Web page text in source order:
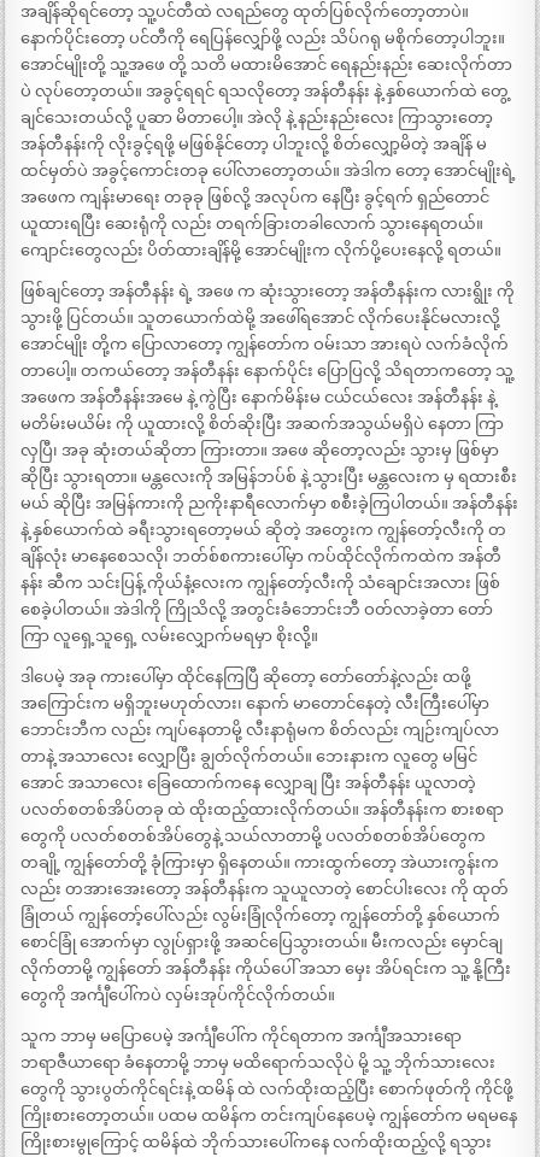
အချိန်ဆိုရင်တော့ သူ့ပင်တီထဲ လရည်တွေ ထုတ်ပြစ်လိုက်တော့တာပဲ။
နောက်ပိုင်းတော့ ပင်တီကို ရေပြန်လျှော်ဖို့ လည်း သိပ်ဂရု မစိုက်တော့ပါဘူး။
အောင်မျိုးတို့ သူ့အဖေ တို့ သတိ မထားမိအောင် ရေနည်းနည်း ဆေးလိုက်တာ
ပဲ လုပ်တော့တယ်။ အခွင့်ရရင် ရသလိုတော့ အန်တီနန်း နဲ့ နှစ်ယောက်ထဲ တွေ့
ချင်သေးတယ်လို့ ပူဆာ မိတာပေါ့။ အဲလို နဲ့ နည်းနည်းလေး ကြာသွားတော့
အန်တီနန်းကို လိုးခွင့်ရဖို့ မဖြစ်နိုင်တော့ ပါဘူးလို့ စိတ်လျှော့မိတဲ့ အချိန် မ
ထင်မှတ်ပဲ အခွင့်ကောင်းတခု ပေါ်လာတော့တယ်။ အဲဒါက တော့ အောင်မျိုးရဲ့
အဖေက ကျန်းမာရေး တခုခု ဖြစ်လို့ အလုပ်က နေပြီး ခွင့်ရက် ရှည်တောင်
ယူထားရပြီး ဆေးရုံကို လည်း တရက်ခြားတခါလောက် သွားနေရတယ်။
ကျောင်းတွေလည်း ပိတ်ထားချိန်မို့ အောင်မျိုးက လိုက်ပို့ပေးနေလို့ ရတယ်။
ဖြစ်ချင်တော့ အန်တီနန်း ရဲ့ အဖေ က ဆုံးသွားတော့ အန်တီနန်းက လားရွိုး ကို
သွားဖို့ ပြင်တယ်။ သူတယောက်ထဲမို့ အဖေါ်ရအောင် လိုက်ပေးနိုင်မလားလို့
အောင်မျိုး တို့က ပြောလာတော့ ကျွန်တော်က ဝမ်းသာ အားရပဲ လက်ခံလိုက်
တာပေါ့။ တကယ်တော့ အန်တီနန်း နောက်ပိုင်း ပြောပြလို့ သိရတာကတော့ သူ့
အဖေက အန်တီနန်းအမေ နဲ့ ကွဲပြီး နောက်မိန်းမ ငယ်ငယ်လေး အန်တီနန်း နဲ့
မတိမ်းမယိမ်း ကို ယူထားလို့ စိတ်ဆိုးပြီး အဆက်အသွယ်မရှိပဲ နေတာ ကြာ
လှပြီ၊ အခု ဆုံးတယ်ဆိုတာ ကြားတာ။ အဖေ ဆိုတော့လည်း သွားမှ ဖြစ်မှာ
ဆိုပြီး သွားရတာ။ မန္တလေးကို အမြန်ဘပ်စ် နဲ့ သွားပြီး မန္တလေးက မှ ရထားစီး
မယ် ဆိုပြီး အမြန်ကားကို ညကိုးနာရီလောက်မှာ စစီးခဲ့ကြပါတယ်။ အန်တီနန်း
နဲ့ နှစ်ယောက်ထဲ ခရီးသွားရတော့မယ် ဆိုတဲ့ အတွေးက ကျွန်တော့်လီးကို တ
ချိန်လုံး မာနေစေသလို၊ ဘတ်စ်စကားပေါ်မှာ ကပ်ထိုင်လိုက်ကထဲက အန်တီ
နန်း ဆီက သင်းပြန့် ကိုယ်နံ့လေးက ကျွန်တော့်လီးကို သံချောင်းအလား ဖြစ်
စေခဲ့ပါတယ်။ အဲဒါကို ကြိုသိလို့ အတွင်းခံဘောင်းဘီ ဝတ်လာခဲ့တာ တော်
ကြာ လူရှေ့သူရှေ့ လမ်းလျှောက်မရမှာ စိုးလို့်။
ဒါပေမဲ့ အခု ကားပေါ်မှာ ထိုင်နေကြပြီ ဆိုတော့ တော်တော်နဲ့လည်း ထဖို့
အကြောင်းက မရှိဘူးမဟုတ်လား၊ နောက် မာတောင်နေတဲ့ လီးကြီးပေါ်မှာ
ဘောင်းဘီက လည်း ကျပ်နေတာမို့ လီးနာရုံမက စိတ်လည်း ကျဉ်းကျပ်လာ
တာနဲ့ အသာလေး လျှောပြီး ချွတ်လိုက်တယ်။ ဘေးနားက လူတွေ မမြင်
အောင် အသာလေး ခြေထောက်ကနေ လျှောချ ပြီး အန်တီနန်း ယူလာတဲ့
ပလတ်စတစ်အိပ်တခု ထဲ ထိုးထည့်ထားလိုက်တယ်။ အန်တီနန်းက စားစရာ
တွေကို ပလတ်စတစ်အိပ်တွေနဲ့ သယ်လာတာမို့ ပလတ်စတစ်အိပ်တွေက
တချို့ ကျွန်တော်တို့ ခုံကြားမှာ ရှိနေတယ်။ ကားထွက်တော့ အဲယားကွန်းက
လည်း တအားအေးတော့ အန်တီနန်းက သူယူလာတဲ့ စောင်ပါးလေး ကို ထုတ်
ခြုံတယ် ကျွန်တော့်ပေါ်လည်း လွမ်းခြုံလိုက်တော့ ကျွန်တော်တို့ နှစ်ယောက်
စောင်ခြုံ အောက်မှာ လွုပ်ရှားဖို့ အဆင်ပြေသွားတယ်။ မီးကလည်း မှောင်ချ
လိုက်တာမို့ ကျွန်တော် အန်တီနန်း ကိုယ်ပေါ် အသာ မှေး အိပ်ရင်းက သူ့ နို့ကြီး
တွေကို အင်္ကျီပေါ်ကပဲ လှမ်းအုပ်ကိုင်လိုက်တယ်။
သူက ဘာမှ မပြောပေမဲ့ အင်္ကျီပေါ်က ကိုင်ရတာက အင်္ကျီအသားရော
ဘရာဇီယာရော ခံနေတာမို့ ဘာမှ မထိရောက်သလိုပဲ မို့ သူ့ ဘိုက်သားလေး
တွေကို သွားပွတ်ကိုင်ရင်းနဲ့ ထမိန် ထဲ လက်ထိုးထည့်ပြီး စောက်ဖုတ်ကို ကိုင်ဖို့
ကြိုးစားတော့တယ်။ ပထမ ထမိန်က တင်းကျပ်နေပေမဲ့ ကျွန်တော်က မရမနေ
ကြိုးစားမွုကြောင့် ထမိန်ထဲ ဘိုက်သားပေါ်ကနေ လက်ထိုးထည့်လို့ ရသွား